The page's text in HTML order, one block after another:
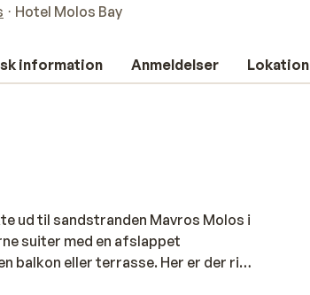
Hotel Molos Bay
information Anmeldelser Lokation
ud til sandstranden Mavros Molos i
suiter med en afslappet
balkon eller terrasse. Her er der rig
med sauna og jacuzzi samt et